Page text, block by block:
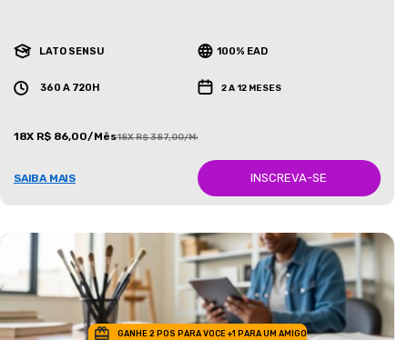
LATO SENSU 100% EAD
360 A 720H 2 A 12 MESES
18X R$ 86,00/Mês18X R$ 387,00/Mês
SAIBA MAIS INSCREVA-SE
GANHE 2 POS PARA VOCE +1 PARA UM AMIGO